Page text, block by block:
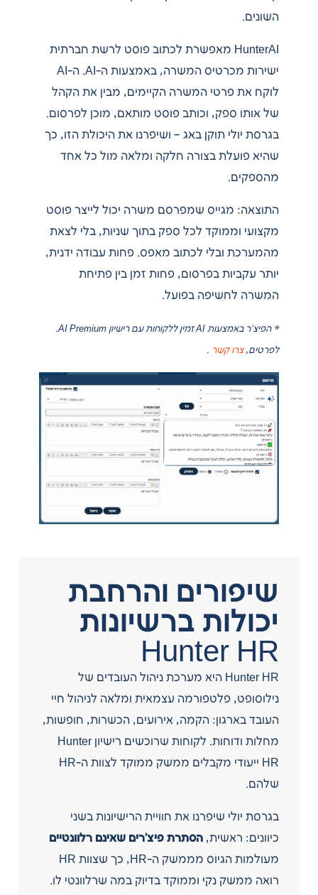
השונים.
HunterAI מאפשרת לכתוב פוסט לרשת חברתית
ישירות מכרטיס המשרה, באמצעות ה-AI. ה-AI
לוקח את פרטי המשרה הקיימים, מבין את הקהל
של אותו ספק, וכותב פוסט מותאם, מוכן לפרסום.
בגרסת יולי תוקן באג – ושיפרנו את היכולת הזו, כך
שהיא פועלת בצורה חלקה ומלאה מול כל אחד
מהספקים.
התוצאה: מגייס שמפרסם משרה יכול לייצר פוסט
מקצועי וממוקד לכל ספק בתוך שניות, בלי לצאת
מהמערכת ובלי לכתוב מאפס. פחות עבודה ידנית,
יותר עקביות בפרסום, פחות זמן בין פתיחת
המשרה לחשיפה בפועל.
* הפיצ’ר באמצעות AI זמין ללקוחות עם רישיון AI Premium.
לפרטים,צרו קשר .
שיפורים והרחבת
יכולות ברשיונות
Hunter HR
Hunter HR היא מערכת ניהול העובדים של
נילוסופט, פלטפורמה עצמאית ומלאה לניהול חיי
העובד בארגון: הקמה, אירועים, הכשרות, חופשות,
מחלות ודוחות. לקוחות שרוכשים רישיון Hunter
HR ייעודי מקבלים ממשק ממוקד לצוות ה-HR
שלהם.
בגרסת יולי שיפרנו את חוויית הרישיונות בשני
כיוונים: ראשית, הסתרת פיצ’רים שאינם רלוונטיים
מעולמות הגיוס מממשק ה-HR, כך שצוות HR
רואה ממשק נקי וממוקד בדיוק במה שרלוונטי לו.